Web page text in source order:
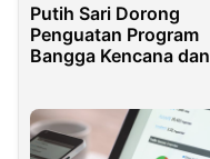
Putih Sari Dorong
Penguatan Program
Bangga Kencana dan